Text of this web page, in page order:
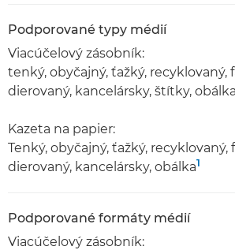
Podporované typy médií
Viacúčelový zásobník:
tenký, obyčajný, ťažký, recyklovaný,
dierovaný, kancelársky, štítky, obálka
Kazeta na papier:
Tenký, obyčajný, ťažký, recyklovaný,
dierovaný, kancelársky, obálka1
Podporované formáty médií
Viacúčelový zásobník: